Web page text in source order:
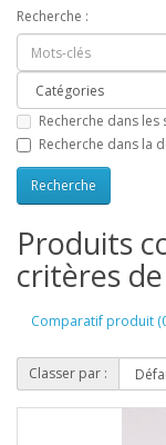
Recherche :
Recherche dans
Recherche dans la
Produits
critères
Comparatif produit
Classer par :